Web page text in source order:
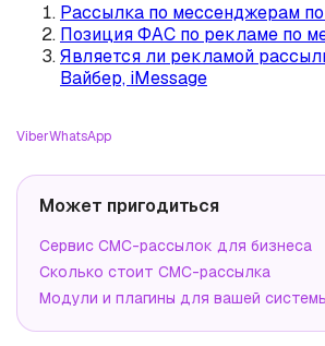
Рассылка по мессенджерам
Позиция ФАС по рекламе по
Является ли рекламой
Вайбер, iMessage
ViberWhatsApp
Может пригодиться
Сервис СМС-рассылок для бизнеса
Сколько стоит СМС-рассылка
Модули и плагины для вашей